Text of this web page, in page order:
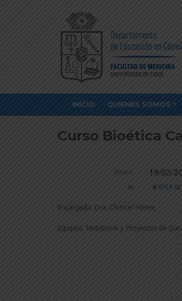
INICIO QUIENES SOMOS
Curso Bioética
WHEN: 19/03/
SALA 02
Encargada: Dra. Christel Hanne.
Equipos: Notebook y Proyector de